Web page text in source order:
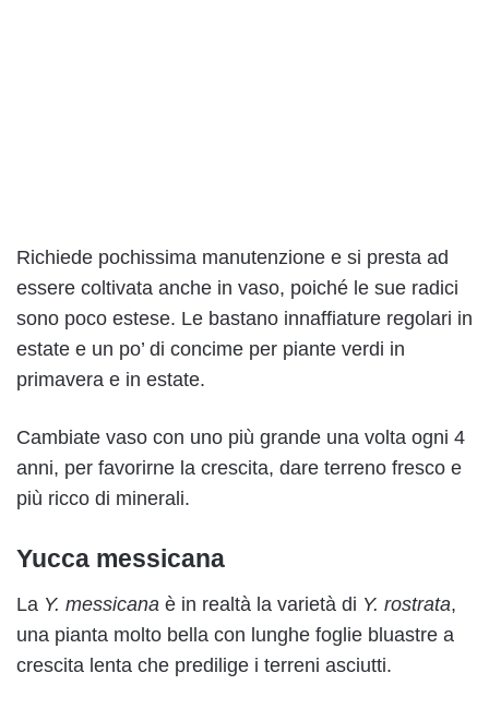
Richiede pochissima manutenzione e si presta ad
essere coltivata anche in vaso, poiché le sue radici
sono poco estese. Le bastano innaffiature regolari in
estate e un po’ di concime per piante verdi in
primavera e in estate.
Cambiate vaso con uno più grande una volta ogni 4
anni, per favorirne la crescita, dare terreno fresco e
più ricco di minerali.
Yucca messicana
La Y. messicana è in realtà la varietà di Y. rostrata,
una pianta molto bella con lunghe foglie bluastre a
crescita lenta che predilige i terreni asciutti.